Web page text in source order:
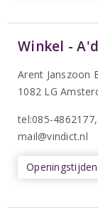
Winkel -
Arent Janszoon
1082 LG
tel:085-4862177
mail@vindict.nl
Openingstijden